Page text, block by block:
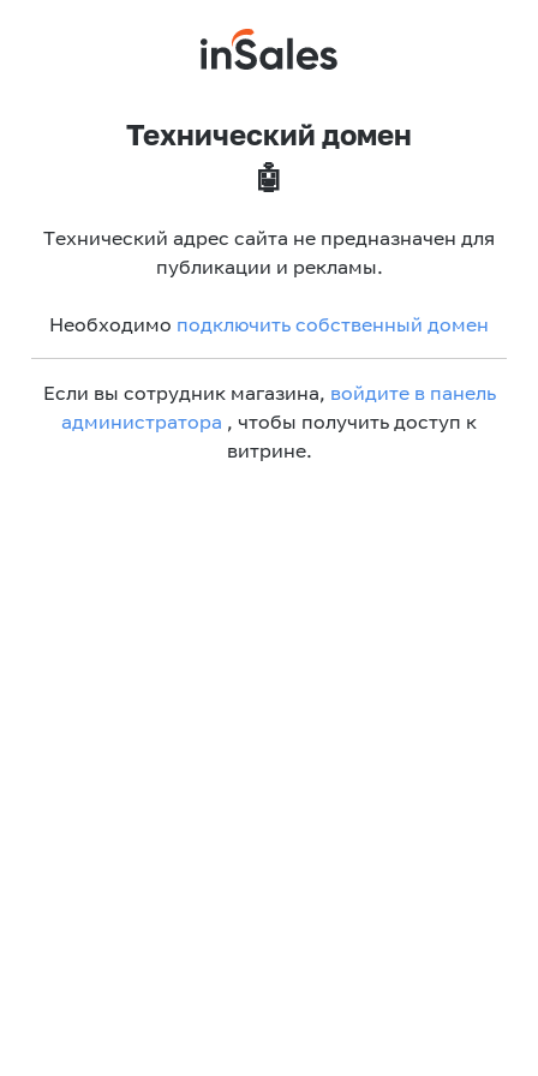
Технический домен
🤖
Технический адрес сайта не предназначен для
публикации и рекламы.
Необходимо подключить собственный домен
Если вы сотрудник магазина, войдите в панель
администратора , чтобы получить доступ к
витрине.